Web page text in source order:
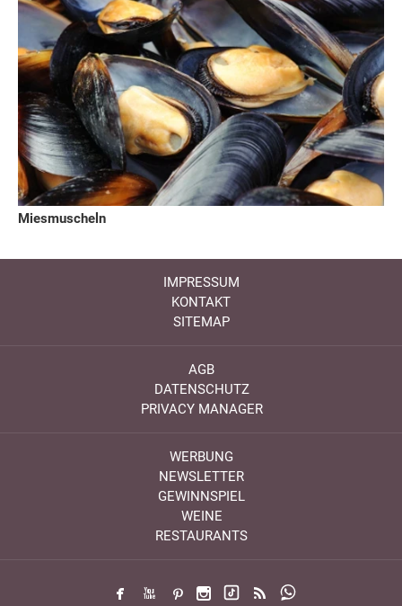
Miesmuscheln
IMPRESSUM
KONTAKT
SITEMAP
AGB
DATENSCHUTZ
PRIVACY MANAGER
WERBUNG
NEWSLETTER
GEWINNSPIEL
WEINE
RESTAURANTS